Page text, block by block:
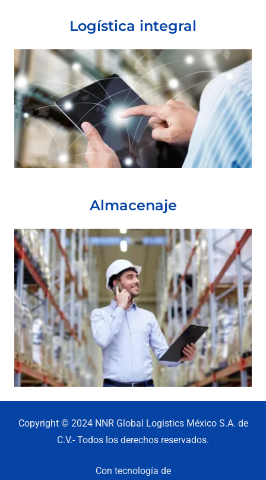
Logística integral
Almacenaje
Copyright © 2024 NNR Global Logistics México S.A. de
C.V.- Todos los derechos reservados.
Con tecnología de